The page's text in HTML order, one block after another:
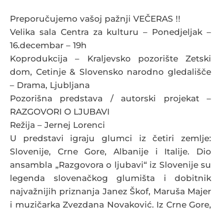
Preporučujemo vašoj pažnji VEČERAS !!
Velika sala Centra za kulturu – Ponedjeljak –
16.decembar – 19h
Koprodukcija – Kraljevsko pozorište Zetski
dom, Cetinje & Slovensko narodno gledališče
– Drama, Ljubljana
Pozorišna predstava / autorski projekat –
RAZGOVORI O LJUBAVI
Režija – Jernej Lorenci
U predstavi igraju glumci iz četiri zemlje:
Slovenije, Crne Gore, Albanije i Italije. Dio
ansambla „Razgovora o ljubavi“ iz Slovenije su
legenda slovenačkog glumišta i dobitnik
najvažnijih priznanja Janez Škof, Maruša Majer
i muzičarka Zvezdana Novaković. Iz Crne Gore,